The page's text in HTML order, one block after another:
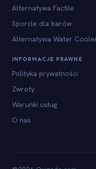
Alternatywa Factile
Sporcle dla barów
Alternatywa Water
INFORMACJE PRAWNE
Polityka prywatności
Zwroty
Warunki usług
O nas